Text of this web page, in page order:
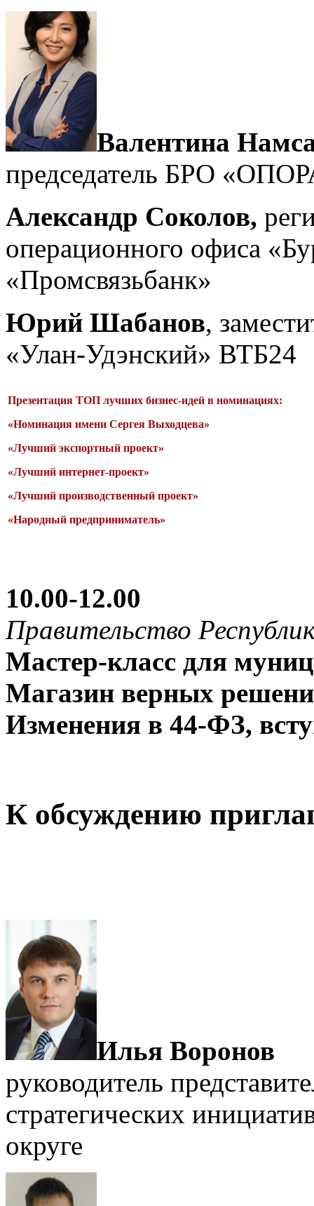
Валентина
председатель БРО
Александр Соколов,
операционного офиса
«Промсвязьбанк»
Юрий Шабанов,
«Улан-Удэнский» ВТБ24
Презентация ТОП лучших бизнес-идей в номинациях:
«Номинация имени Сергея Выходцева»
«Лучший экспортный проект»
«Лучший интернет-проект»
«Лучший производственный проект»
«Народный предприниматель»
10.00-12.00
Правительство
Мастер-класс для
Магазин верных
Изменения в 44-ФЗ,
К обсуждению
Илья Воронов
руководитель
стратегических
округе